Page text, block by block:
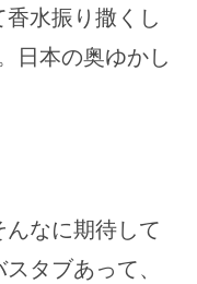
水振り撒くし
日本の奥ゆかし
なに期待して
タブあって、